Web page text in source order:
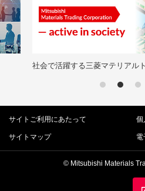
環境・品質活動の取り組み
サイトご利用にあたって 個
サイトマップ 電
© Mitsubishi Materials